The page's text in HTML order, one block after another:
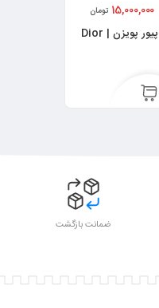
15,000,000 تومان
عطر ادکلن دیور پیور پویزن | Dior
ضمانت بازگشت